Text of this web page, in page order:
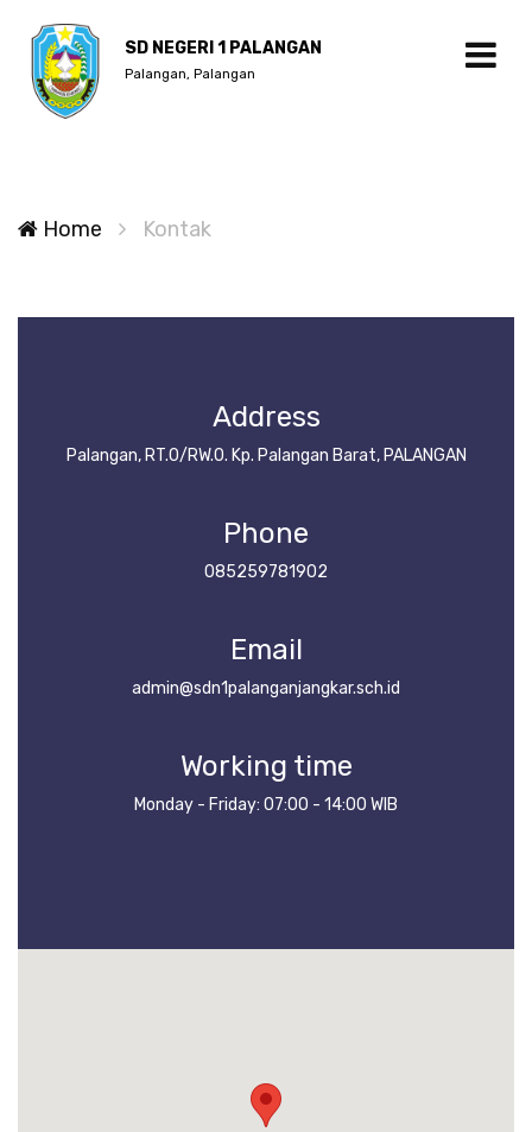
SD NEGERI 1 PALANGAN
Palangan, Palangan
Home Kontak
Address
Palangan, RT.0/RW.0. Kp. Palangan Barat, PALANGAN
Phone
085259781902
Email
admin@sdn1palanganjangkar.sch.id
Working time
Monday - Friday: 07:00 - 14:00 WIB